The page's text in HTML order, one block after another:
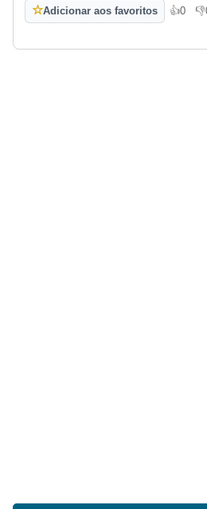
☆Adicionar aos favoritos 👍0
Gosto👎